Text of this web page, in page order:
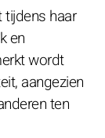
haar
en
wordt
aangezien
ten